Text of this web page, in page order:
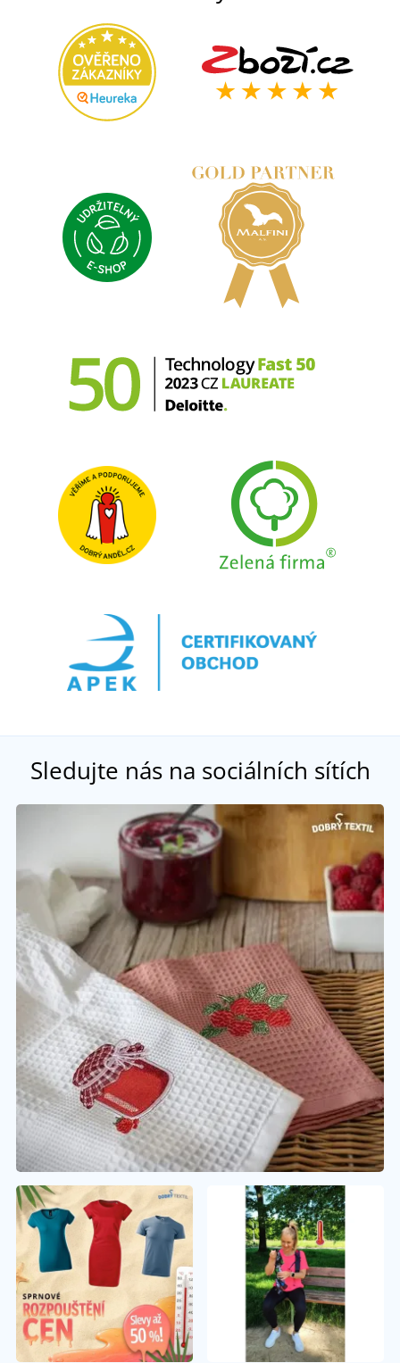
Sledujte nás na sociálních sítích